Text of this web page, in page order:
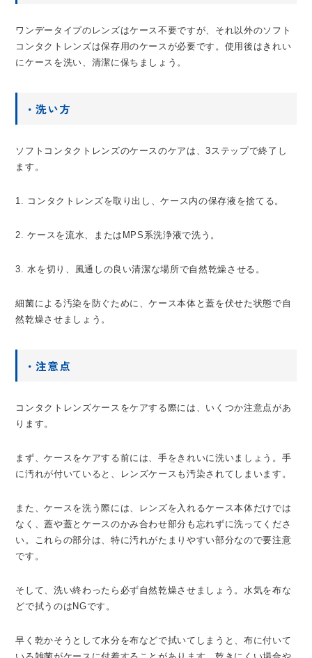
ワンデータイプのレンズはケース不要ですが、それ以外のソフト
コンタクトレンズは保存用のケースが必要です。使用後はきれい
にケースを洗い、清潔に保ちましょう。
・洗い方
ソフトコンタクトレンズのケースのケアは、3ステップで終了し
ます。
1. コンタクトレンズを取り出し、ケース内の保存液を捨てる。
2. ケースを流水、またはMPS系洗浄液で洗う。
3. 水を切り、風通しの良い清潔な場所で自然乾燥させる。
細菌による汚染を防ぐために、ケース本体と蓋を伏せた状態で自
然乾燥させましょう。
・注意点
コンタクトレンズケースをケアする際には、いくつか注意点があ
ります。
まず、ケースをケアする前には、手をきれいに洗いましょう。手
に汚れが付いていると、レンズケースも汚染されてしまいます。
また、ケースを洗う際には、レンズを入れるケース本体だけでは
なく、蓋や蓋とケースのかみ合わせ部分も忘れずに洗ってくださ
い。これらの部分は、特に汚れがたまりやすい部分なので要注意
です。
そして、洗い終わったら必ず自然乾燥させましょう。水気を布な
どで拭うのはNGです。
早く乾かそうとして水分を布などで拭いてしまうと、布に付いて